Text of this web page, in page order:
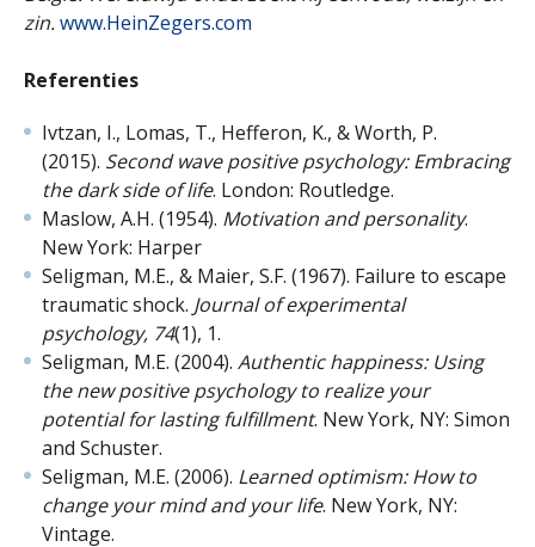
zin.www.HeinZegers.com
Referenties
Ivtzan, I., Lomas, T., Hefferon, K., & Worth, P.
(2015). Second wave positive psychology: Embracing
the dark side of life. London: Routledge.
Maslow, A.H. (1954). Motivation and personality.
New York: Harper
Seligman, M.E., & Maier, S.F. (1967). Failure to escape
traumatic shock. Journal of experimental
psychology, 74(1), 1.
Seligman, M.E. (2004). Authentic happiness: Using
the new positive psychology to realize your
potential for lasting fulfillment. New York, NY: Simon
and Schuster.
Seligman, M.E. (2006). Learned optimism: How to
change your mind and your life. New York, NY:
Vintage.